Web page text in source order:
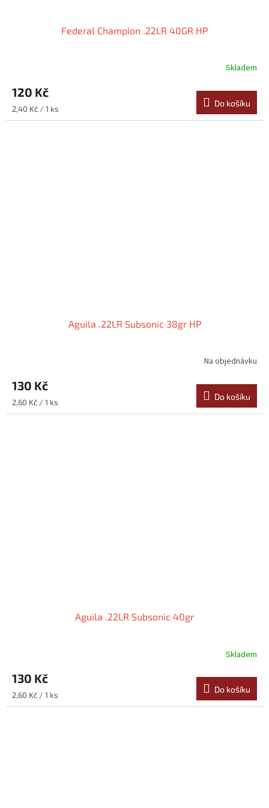
Federal Champion .22LR 40GR HP
Skladem
120 Kč
Měrná
cena:
2,40 Kč / 1 ks
Do košíku
Aguila .22LR Subsonic 38gr HP
Na objednávku
130 Kč
Měrná
cena:
2,60 Kč / 1 ks
Do košíku
Aguila .22LR Subsonic 40gr
Skladem
130 Kč
Měrná
cena:
2,60 Kč / 1 ks
Do košíku